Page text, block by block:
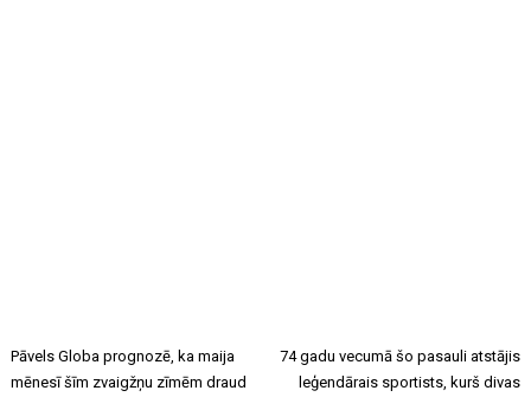
Pāvels Globa prognozē, ka maija
mēnesī šīm zvaigžņu zīmēm draud
74 gadu vecumā šo pasauli atstājis
leģendārais sportists, kurš divas